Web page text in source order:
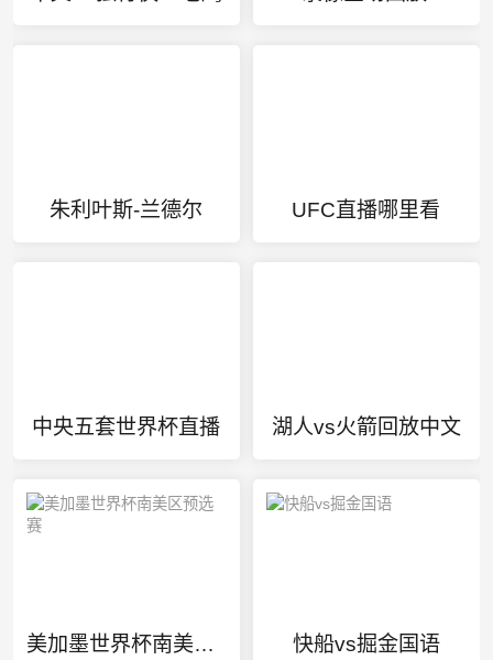
朱利叶斯-兰德尔 UFC直播哪里看
中央五套世界杯直播 湖人vs火箭回放中文
美加墨世界杯南美区预选赛 快船vs掘金国语